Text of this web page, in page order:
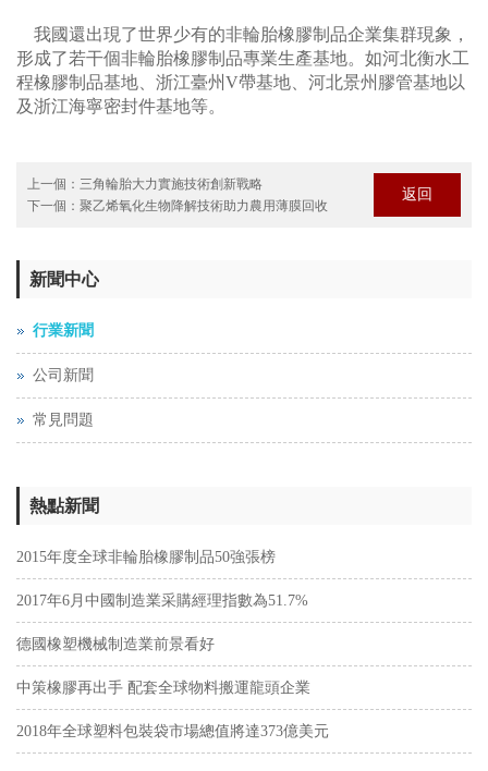
我國還出現了世界少有的非輪胎橡膠制品企業集群現象，
形成了若干個非輪胎橡膠制品專業生產基地。如河北衡水工
程橡膠制品基地、浙江臺州V帶基地、河北景州膠管基地以
及浙江海寧密封件基地等。
上一個： 三角輪胎大力實施技術創新戰略
下一個： 聚乙烯氧化生物降解技術助力農用薄膜回收
返回
新聞中心
行業新聞
公司新聞
常見問題
熱點新聞
2015年度全球非輪胎橡膠制品50強張榜
2017年6月中國制造業采購經理指數為51.7%
德國橡塑機械制造業前景看好
中策橡膠再出手 配套全球物料搬運龍頭企業
2018年全球塑料包裝袋市場總值將達373億美元